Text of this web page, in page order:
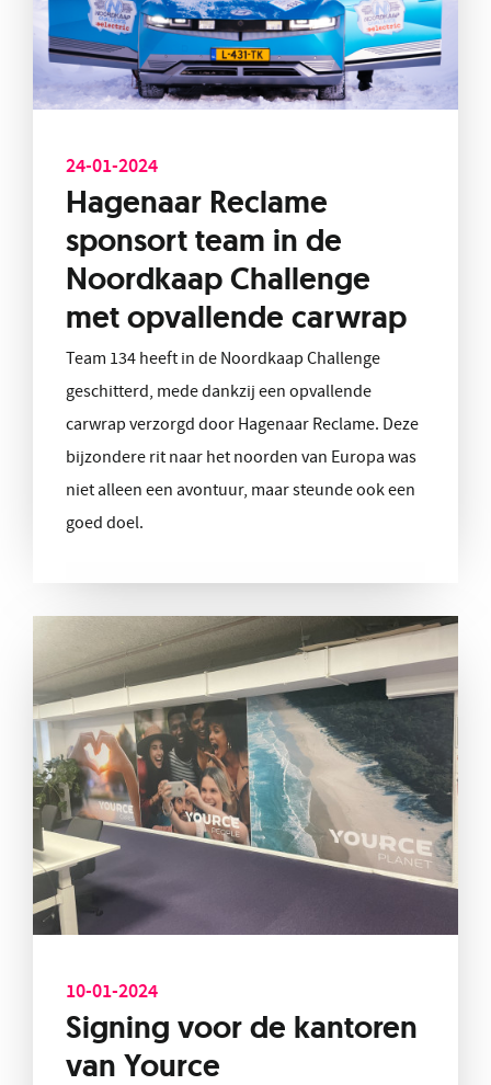
24-01-2024
Hagenaar Reclame
sponsort team in de
Noordkaap Challenge
met opvallende carwrap
Team 134 heeft in de Noordkaap Challenge
geschitterd, mede dankzij een opvallende
carwrap verzorgd door Hagenaar Reclame. Deze
bijzondere rit naar het noorden van Europa was
niet alleen een avontuur, maar steunde ook een
goed doel.
10-01-2024
Signing voor de kantoren
van Yource